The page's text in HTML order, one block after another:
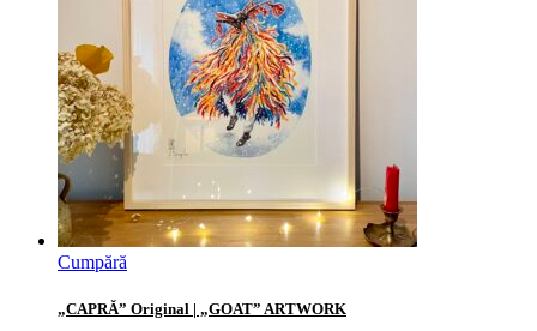
Cumpără
„CAPRĂ” Original | „GOAT” ARTWORK